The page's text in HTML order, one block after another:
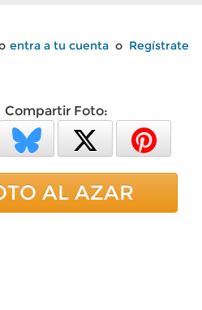
entra a tu cuenta o Regístrate
Compartir Foto:
AL AZAR